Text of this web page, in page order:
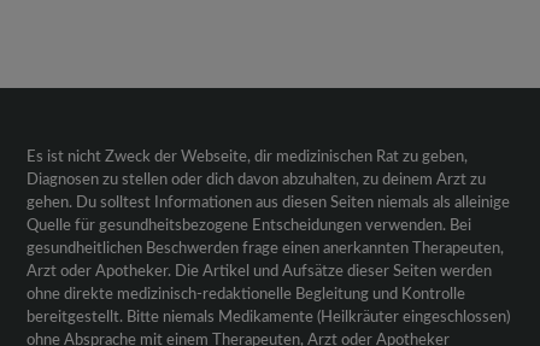
Es ist nicht Zweck der Webseite, dir medizinischen Rat zu geben,
Diagnosen zu stellen oder dich davon abzuhalten, zu deinem Arzt zu
gehen. Du solltest Informationen aus diesen Seiten niemals als alleinige
Quelle für gesundheitsbezogene Entscheidungen verwenden. Bei
gesundheitlichen Beschwerden frage einen anerkannten Therapeuten,
Arzt oder Apotheker. Die Artikel und Aufsätze dieser Seiten werden
ohne direkte medizinisch-redaktionelle Begleitung und Kontrolle
bereitgestellt. Bitte niemals Medikamente (Heilkräuter eingeschlossen)
ohne Absprache mit einem Therapeuten, Arzt oder Apotheker